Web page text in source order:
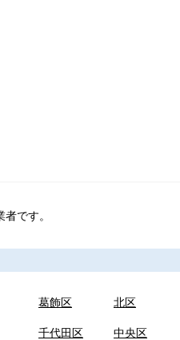
です。
葛飾区 北区
千代田区 中央区